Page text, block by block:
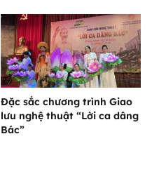
Đặc sắc chương trình Giao
lưu nghệ thuật “Lời ca dâng
Bác”